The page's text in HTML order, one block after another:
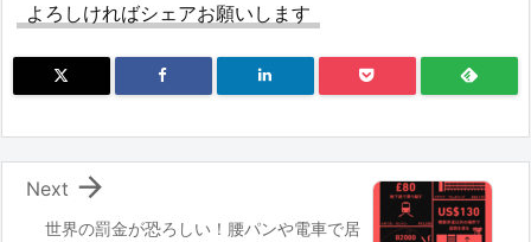
よろしければシェアお願いします
世界の罰金が恐ろしい！腰パンや電車で居

Next